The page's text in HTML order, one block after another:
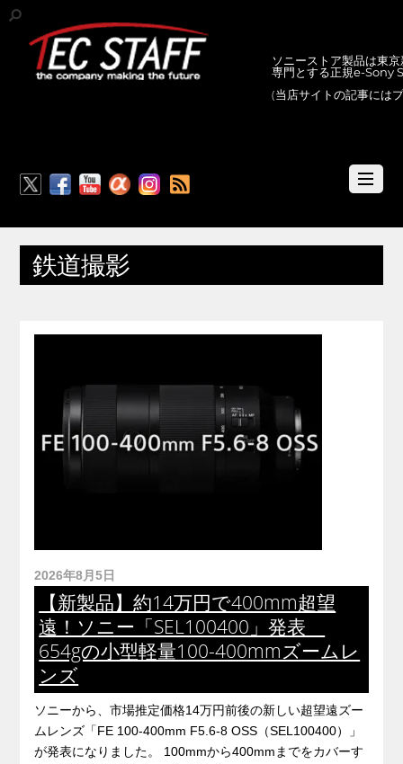
ソニーストア製品は東
専門とする正規e-Sony
(当店サイトの記事には
鉄道撮影
2026年8月5日
【新製品】約14万円で400mm超望
遠！ソニー「SEL100400」発表
654gの小型軽量100-400mmズームレ
ンズ
ソニーから、市場推定価格14万円前後の新しい超望遠ズー
ムレンズ「FE 100-400mm F5.6-8 OSS（SEL100400）」
が発表になりました。 100mmから400mmまでをカバーす